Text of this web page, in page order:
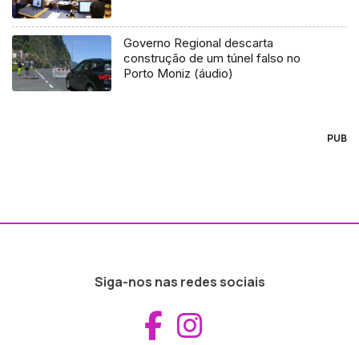
Governo Regional descarta
construção de um túnel falso no
Porto Moniz (áudio)
PUB
Siga-nos nas redes sociais
Aceder ao